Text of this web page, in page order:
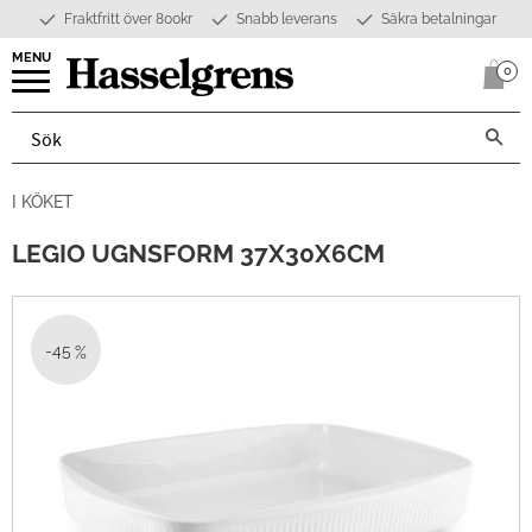
Meny
Fraktfritt över 800kr Snabb leverans Säkra betalningar
0
I KÖKET
LEGIO UGNSFORM 37X30X6CM
45 %